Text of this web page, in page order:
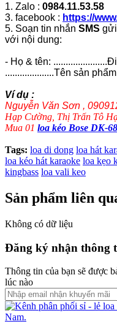
1. Zalo : 0984.11.53.58
3. facebook : https://
5. Soạn tin nhắn SMS
với nội dung:
- Họ & tên:
....................Tên sản
Ví dụ :
Nguyễn Văn Sơn ,
Hạp Cường, Thị Trấn Tô
Mua 01 loa kéo Bose DK-
Tags: loa di dong loa hát
loa kéo hát karaoke loa kẹo
kingbass loa vali keo
Sản phẩm liên
Không có dữ liệu
Đăng ký nhận thông
Thông tin của bạn sẽ được
lúc nào